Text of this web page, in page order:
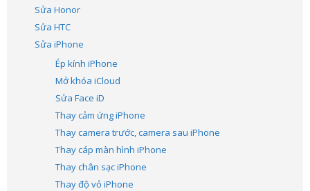
Sửa Honor
Sửa HTC
Sửa iPhone
Ép kính iPhone
Mở khóa iCloud
Sửa Face iD
Thay cảm ứng iPhone
Thay camera trước, camera sau iPhone
Thay cáp màn hình iPhone
Thay chân sạc iPhone
Thay độ vỏ iPhone